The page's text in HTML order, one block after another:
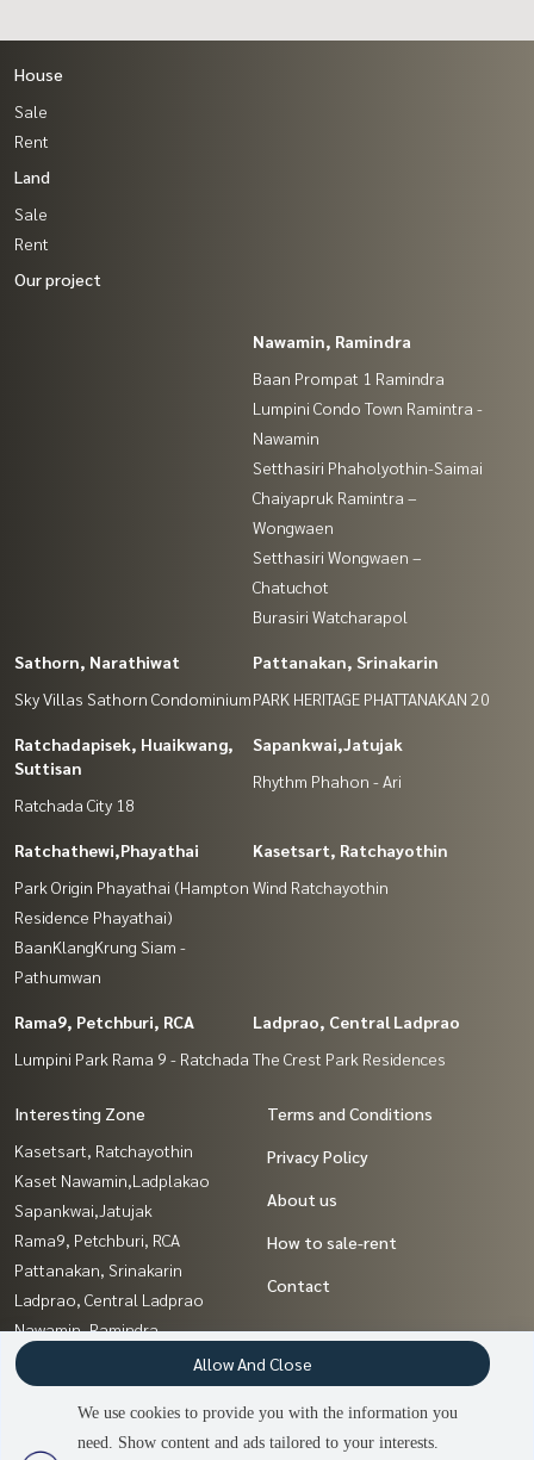
2 people are viewing
House
Sale
Rent
Land
Sale
Rent
Our project
Nawamin, Ramindra
Baan Prompat 1 Ramindra
Lumpini Condo Town Ramintra -
Nawamin
Setthasiri Phaholyothin-Saimai
Chaiyapruk Ramintra –
Wongwaen
Setthasiri Wongwaen –
Chatuchot
Burasiri Watcharapol
Sathorn, Narathiwat
Sky Villas Sathorn Condominium
Pattanakan, Srinakarin
PARK HERITAGE PHATTANAKAN 20
Ratchadapisek, Huaikwang,
Suttisan
Ratchada City 18
Sapankwai,Jatujak
Rhythm Phahon - Ari
Ratchathewi,Phayathai
Park Origin Phayathai (Hampton
Residence Phayathai)
BaanKlangKrung Siam -
Pathumwan
Kasetsart, Ratchayothin
Wind Ratchayothin
Rama9, Petchburi, RCA
Lumpini Park Rama 9 - Ratchada
Ladprao, Central Ladprao
The Crest Park Residences
Interesting Zone
Kasetsart, Ratchayothin
Kaset Nawamin,Ladplakao
Sapankwai,Jatujak
Rama9, Petchburi, RCA
Pattanakan, Srinakarin
Ladprao, Central Ladprao
Nawamin, Ramindra
Sathorn, Narathiwat
Ratchathewi,Phayathai
Ratchadapisek, Huaikwang,
Suttisan
Terms and Conditions
Privacy Policy
About us
How to sale-rent
Contact
We use cookies to provide you with the information you
need. Show content and ads tailored to your interests.
Allow And Close